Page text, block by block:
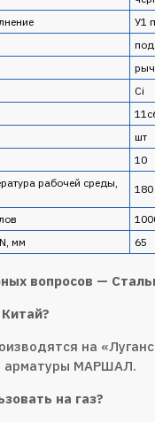
У1
Ci
шт
10
рабочей среды,
180
мм
65
вопросов —
на
арматуры МАРШАЛ.
на газ?